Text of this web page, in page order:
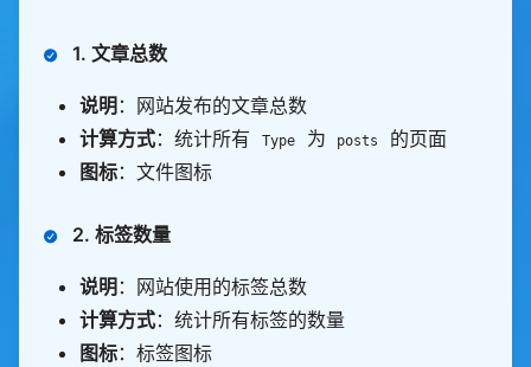
1. 文章总数
说明 ：网站发布的文章总数
计算方式：统计所有 Type 为 posts
的页面
图标：文件图标
2. 标签数量
说明 ：网站使用的标签总数
计算方式：统计所有标签的数量
图标：标签图标